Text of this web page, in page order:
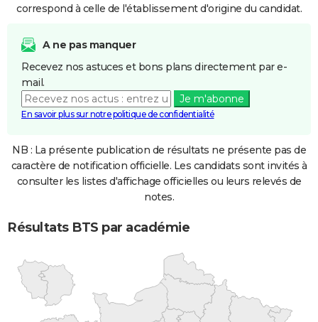
correspond à celle de l'établissement d'origine du candidat.
A ne pas manquer
Recevez nos astuces et bons plans directement par e-
mail.
Je m'abonne
En savoir plus sur notre politique de confidentialité
NB : La présente publication de résultats ne présente pas de
caractère de notification officielle. Les candidats sont invités à
consulter les listes d'affichage officielles ou leurs relevés de
notes.
Résultats BTS par académie